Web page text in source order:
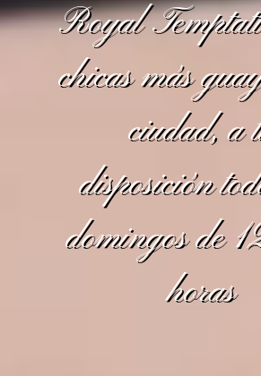
Royal
chicas más
ciudad, a
disposición
domingos de
horas